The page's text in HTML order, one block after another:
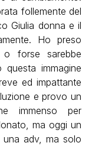
follemente del
Giulia donna e il
Ho preso
forse sarebbe
questa immagine
ed impattante
e provo un
immenso per
ma oggi un
adv, ma solo